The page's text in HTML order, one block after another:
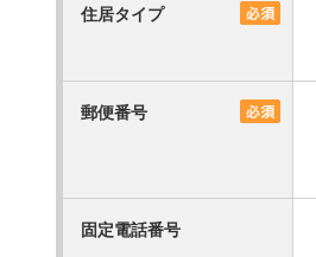
住居タイプ
郵便番号
固定電話番号